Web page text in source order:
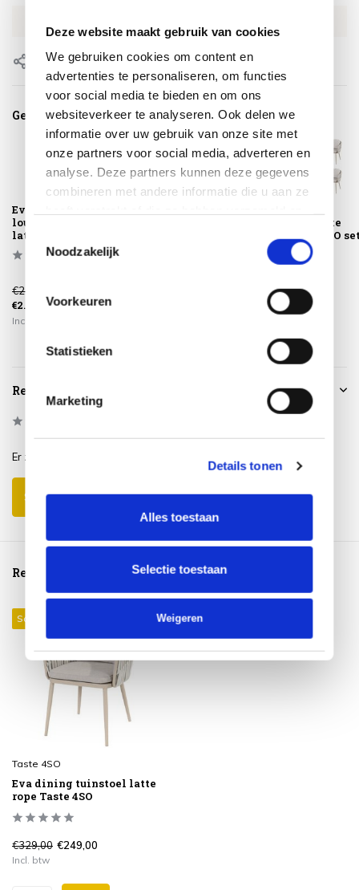
Deze website maakt gebruik van cookies
We gebruiken cookies om content en
advertenties te personaliseren, om functies
voor social media te bieden en om ons
websiteverkeer te analyseren. Ook delen we
informatie over uw gebruik van onze site met
onze partners voor social media, adverteren en
analyse. Deze partners kunnen deze gegevens
combineren met andere informatie die u aan ze
Noodzakelijk
Voorkeuren
Statistieken
Marketing
Details tonen
Alles toestaan
Selectie toestaan
Weigeren
Delen
Gerelateerde producten
Eva stoel bank
loungeset 3 delig
latte rope Taste ...
€2.529,00
€2.099,00
Incl. btw
tuinstoel latte
rope Taste 4SO
van ...
€1.974,00
€1.479,00
Reviews
Er zijn nog geen reviews geschreven over dit product..
Schrijf je eigen review
Reeds bekeken
Sale 24%
Taste 4SO
Eva dining tuinstoel latte
rope Taste 4SO
€329,00 €249,00
Incl. btw